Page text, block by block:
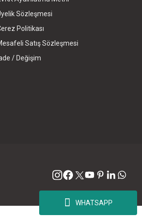
WHATSAPP
Sözleşmesi
Politikası
Satış Sözleşmesi
/ Değişim